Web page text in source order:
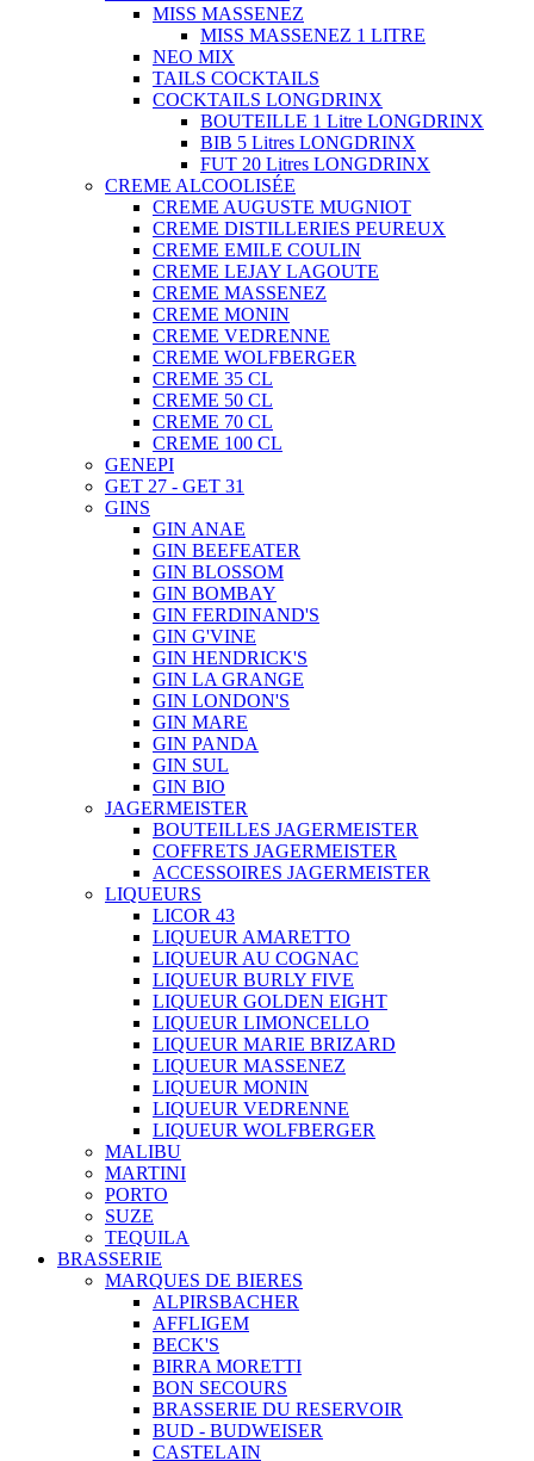
MISS MASSENEZ
MISS MASSENEZ 1 LITRE
NEO MIX
TAILS COCKTAILS
COCKTAILS LONGDRINX
BOUTEILLE 1 Litre LONGDRINX
BIB 5 Litres LONGDRINX
FUT 20 Litres LONGDRINX
CREME ALCOOLISÉE
CREME AUGUSTE MUGNIOT
CREME DISTILLERIES PEUREUX
CREME EMILE COULIN
CREME LEJAY LAGOUTE
CREME MASSENEZ
CREME MONIN
CREME VEDRENNE
CREME WOLFBERGER
CREME 35 CL
CREME 50 CL
CREME 70 CL
CREME 100 CL
GENEPI
GET 27 - GET 31
GINS
GIN ANAE
GIN BEEFEATER
GIN BLOSSOM
GIN BOMBAY
GIN FERDINAND'S
GIN G'VINE
GIN HENDRICK'S
GIN LA GRANGE
GIN LONDON'S
GIN MARE
GIN PANDA
GIN SUL
GIN BIO
JAGERMEISTER
BOUTEILLES JAGERMEISTER
COFFRETS JAGERMEISTER
ACCESSOIRES JAGERMEISTER
LIQUEURS
LICOR 43
LIQUEUR AMARETTO
LIQUEUR AU COGNAC
LIQUEUR BURLY FIVE
LIQUEUR GOLDEN EIGHT
LIQUEUR LIMONCELLO
LIQUEUR MARIE BRIZARD
LIQUEUR MASSENEZ
LIQUEUR MONIN
LIQUEUR VEDRENNE
LIQUEUR WOLFBERGER
MALIBU
MARTINI
PORTO
SUZE
TEQUILA
BRASSERIE
MARQUES DE BIERES
ALPIRSBACHER
AFFLIGEM
BECK'S
BIRRA MORETTI
BON SECOURS
BRASSERIE DU RESERVOIR
BUD - BUDWEISER
CASTELAIN